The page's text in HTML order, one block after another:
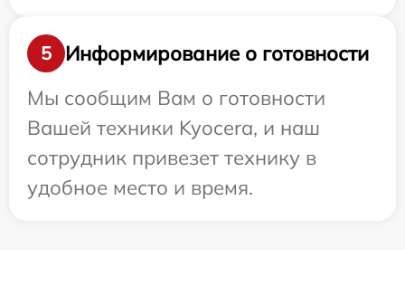
5
Информирование о готовности
Мы сообщим Вам о готовности
Вашей техники Kyocera, и наш
сотрудник привезет технику в
удобное место и время.